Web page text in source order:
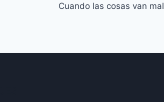
Cuando las cosas van mal